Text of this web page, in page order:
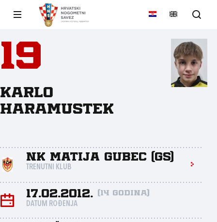
19
Karlo
Haramustek
NK Matija Gubec (GS)
TRENUTNI KLUB
17.02.2012. (14 godina)
DATUM ROĐENJA